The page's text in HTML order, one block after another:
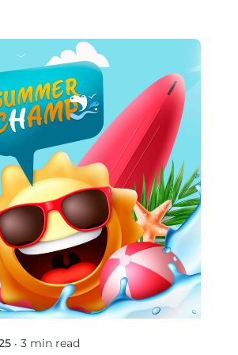
by
Ortiz Gonzalez
3 min read